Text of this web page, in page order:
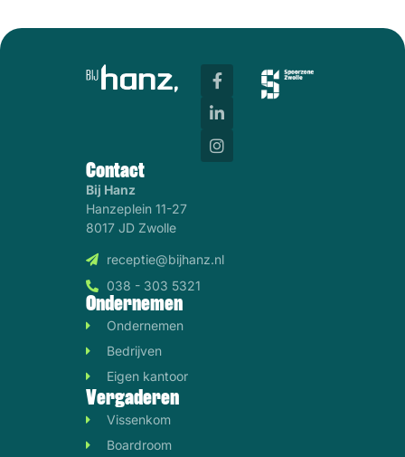
Contact
Bij Hanz
Hanzeplein 11-27
8017 JD Zwolle
receptie@bijhanz.nl
038 - 303 5321
Ondernemen
Ondernemen
Bedrijven
Eigen kantoor
Vergaderen
Vissenkom
Boardroom